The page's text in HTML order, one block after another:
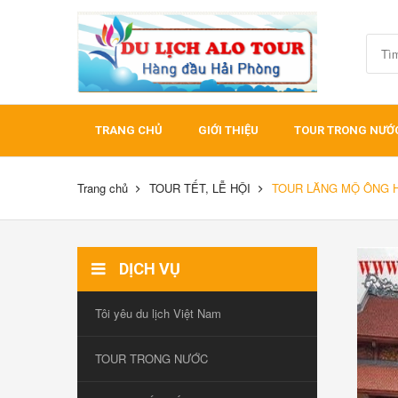
TRANG CHỦ GIỚI THIỆU TOUR TRONG
Trang chủ TOUR TẾT, LỄ HỘI TOUR LĂNG MỘ ÔNG
DỊCH VỤ
Tôi yêu du lịch Việt Nam
TOUR TRONG NƯỚC